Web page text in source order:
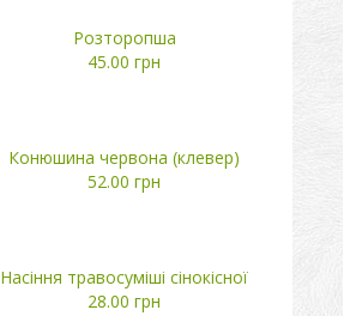
Розторопша
45.00 грн
Конюшина червона (клевер)
52.00 грн
Насіння травосуміші сінокісної
28.00 грн